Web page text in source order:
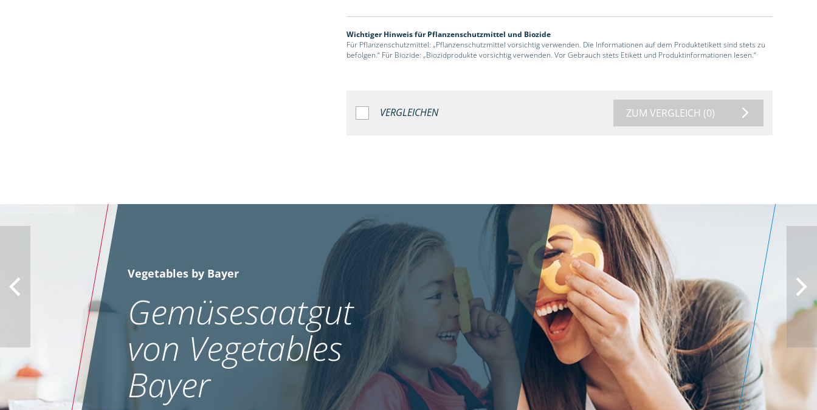
Wichtiger Hinweis für Pflanzenschutzmittel und Biozide
Für Pflanzenschutzmittel: „Pflanzenschutzmittel vorsichtig verwenden. Die Informationen auf dem Produktetikett sind stets zu
befolgen.“ Für Biozide: „Biozidprodukte vorsichtig verwenden. Vor Gebrauch stets Etikett und Produktinformationen lesen.“
VERGLEICHEN ZUM VERGLEICH (0)
Vegetables by Bayer
Gemüsesaatgut
von Vegetables
Bayer